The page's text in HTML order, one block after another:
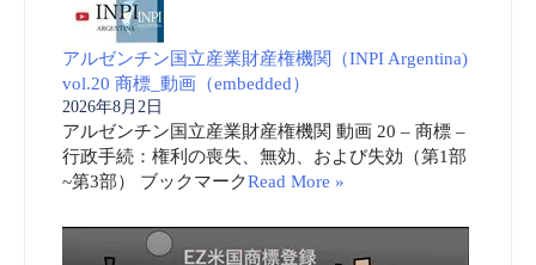
アルゼンチン国立産業財産権機関（INPI Argentina)
vol.20 商標_動画（embedded）
2026年8月2日
アルゼンチン国立産業財産権機関 動画 20 – 商標 –
行政手続：権利の喪失、無効、および失効（第1部
~第3部） ブックマークRead More »